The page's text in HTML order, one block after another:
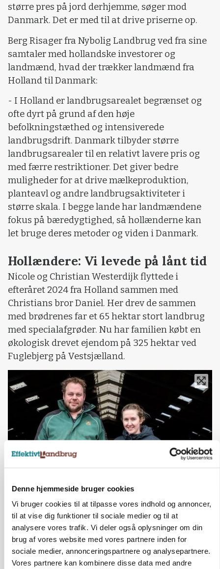
Denne hjemmeside bruger cookies
Vi bruger cookies til at tilpasse vores indhold og annoncer,
til at vise dig funktioner til sociale medier og til at
analysere vores trafik. Vi deler også oplysninger om din
brug af vores website med vores partnere inden for
sociale medier, annonceringspartnere og analysepartnere.
Vores partnere kan kombinere disse data med andre
større pres på jord derhjemme, søger mod
Danmark. Det er med til at drive priserne op.
Berg Risager fra Nybolig Landbrug ved fra sine
samtaler med hollandske investorer og
landmænd, hvad der trækker landmænd fra
Holland til Danmark:
- I Holland er landbrugsarealet begrænset og
ofte dyrt på grund af den høje
befolkningstæthed og intensiverede
landbrugsdrift. Danmark tilbyder større
landbrugsarealer til en relativt lavere pris og
med færre restriktioner. Det giver bedre
muligheder for at drive mælkeproduktion,
planteavl og andre landbrugsaktiviteter i
større skala. I begge lande har landmændene
fokus på bæredygtighed, så hollænderne kan
let bruge deres metoder og viden i Danmark.
Hollændere: Vi levede på lånt tid
Nicole og Christian Westerdijk flyttede i
efteråret 2024 fra Holland sammen med
Christians bror Daniel. Her drev de sammen
med brødrenes far et 65 hektar stort landbrug
med specialafgrøder. Nu har familien købt en
økologisk drevet ejendom på 325 hektar ved
Fuglebjerg på Vestsjælland.
Christian og Nicole Westerdijk. Foto: Ulrik Larsen
- Landbruget i Holland er presset, så vi vidste,
at vi »levede på lånt tid«. Staten købte vores
ejendom for 150.000 euro pr. hektar, så vi havde
penge til at få en god start et andet sted, siger
Christian Westerdijk og fortsætter: